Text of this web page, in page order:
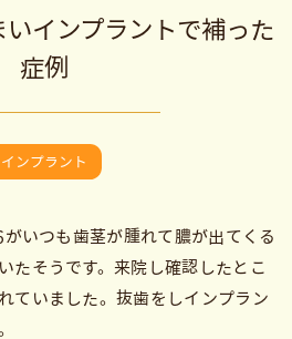
インプラントで補った
症例
インプラント
いつも歯茎が腫れて膿が出てくる
たそうです。来院し確認したとこ
ていました。抜歯をしインプラン